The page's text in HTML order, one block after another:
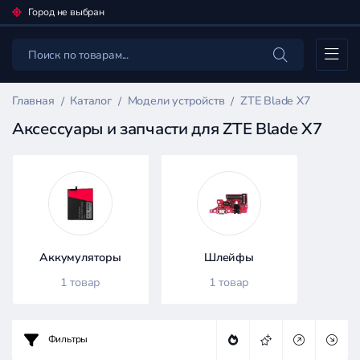
Город не выбран
Каталог
Главная Каталог Модели устройств ZTE Blade X7
Аксессуары и запчасти для ZTE Blade X7
Фильтр
товаров
Каталог
Аккумуляторы
1 товар
Шлейфы
1 товар
Фильтры